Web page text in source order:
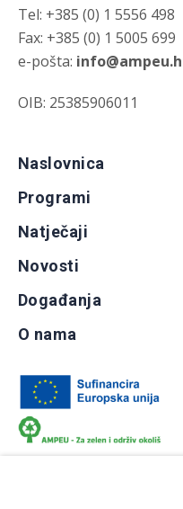
Tel: +385 (0) 1 5556 498
Fax: +385 (0) 1 5005 699
e-pošta:
OIB: 25385906011
Naslovnica
Programi
Natječaji
Novosti
Događanja
O nama